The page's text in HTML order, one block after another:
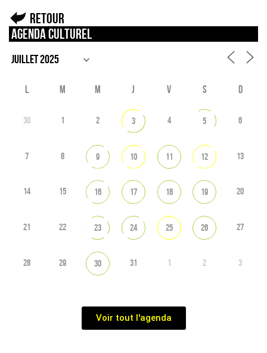
Retour
Agenda culturel
L M M J V S D
30 1 2 3 4 5 6
7 8 9 10 11 12 13
14 15 16 17 18 19 20
21 22 23 24 25 26 27
28 29 30 31 1 2 3
Voir tout l'agenda